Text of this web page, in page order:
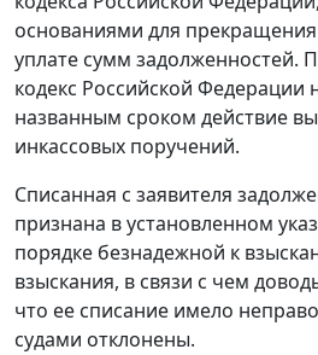
основаниями для
уплате сумм задолженностей.
кодекс Российской Федерации
названным сроком действие
инкассовых поручений.
Списанная с заявителя
признана в установленном
порядке безнадежной к
взыскания, в связи с чем
что ее списание имело
судами отклонены.